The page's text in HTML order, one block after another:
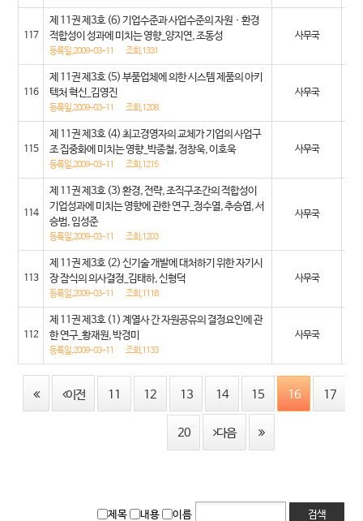
117
제 11권 제3호 (6) 기업수준과 사업수준의 자원ㆍ환경
적합성이 성과에 미치는 영향_양지연, 조동성
등록일,2009-03-11 조회,1331
사무국
116
제 11권 제3호 (5) 부품업체에 의한 시스템 제품의 아키
텍처 혁신_김영진
등록일,2009-03-11 조회,1208
사무국
115
제 11권 제3호 (4) 최고경영자의 교체가 기업의 사업구
조 집중화에 미치는 영향_박종철, 정창욱, 이호욱
등록일,2009-03-11 조회,1215
사무국
114
제 11권 제3호 (3) 환경, 전략, 조직구조간의 적합성이
기업성과에 미치는 영향에 관한 연구_정수열, 추승엽, 서
승범, 임성준
등록일,2009-03-11 조회,1203
사무국
113
제 11권 제3호 (2) 신기술 개발에 대처하기 위한 자기시
장 잠식의 의사결정_김태하, 신형덕
등록일,2009-03-11 조회,1118
사무국
112
제 11권 제3호 (1) 계열사 간 자원공유의 결정요인에 관
한 연구_황재원, 박경미
등록일,2009-03-11 조회,1133
사무국
이전 11 12 13 14 15 16 17
20 다음
제목 내용 이름 검색